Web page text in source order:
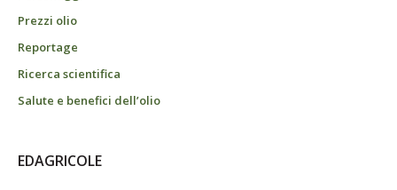
Prezzi olio
Reportage
Ricerca scientifica
Salute e benefici dell’olio
EDAGRICOLE